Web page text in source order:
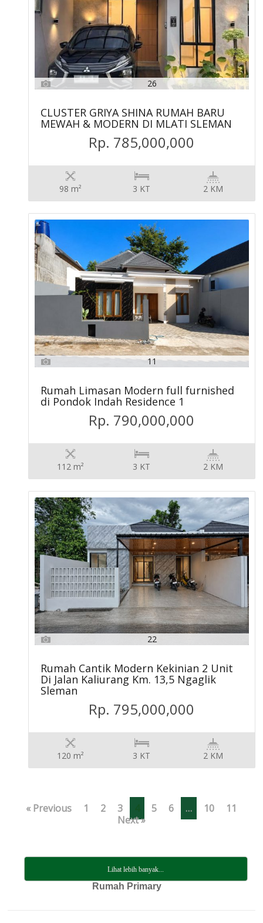
26
CLUSTER GRIYA SHINA RUMAH BARU
MEWAH & MODERN DI MLATI SLEMAN
Rp. 785,000,000
98 m² 3 KT 2 KM
11
Rumah Limasan Modern full furnished
di Pondok Indah Residence 1
Rp. 790,000,000
112 m² 3 KT 2 KM
22
Rumah Cantik Modern Kekinian 2 Unit
Di Jalan Kaliurang Km. 13,5 Ngaglik
Sleman
Rp. 795,000,000
120 m² 3 KT 2 KM
« Previous 1 2 3 5 6 … 10
11
Next »
Lihat lebih banyak...
Rumah Primary